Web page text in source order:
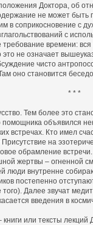
Доктора, об
не может
в соприкосновение с
с
времени:
не означает
чисто
оно становится
*
Тем более это
помощника объявился
встречах. Кто имел
на
обрамление
жертвы – огненной
люди внутренне
постепенно
того). Далее звучат
введения в
или тексты